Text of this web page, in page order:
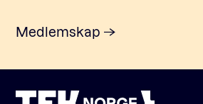
Medlemskap